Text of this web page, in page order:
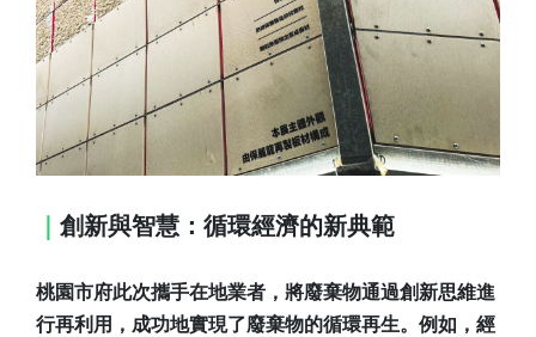
創新與智慧：循環經濟的新典範
桃園市府此次攜手在地業者，將廢棄物通過創新思維進
行再利用，成功地實現了廢棄物的循環再生。例如，經